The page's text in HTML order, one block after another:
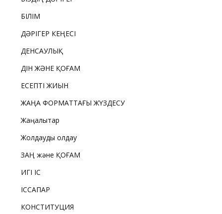
БІЛІМ
ДӘРІГЕР КЕҢЕСІ
ДЕНСАУЛЫҚ
ДІН ЖӘНЕ ҚОҒАМ
ЕСЕПТІ ЖИЫН
ЖАҢА ФОРМАТТАҒЫ ЖҮЗДЕСУ
Жаңалықтар
Жолдауды қолдау
ЗАҢ және ҚОҒАМ
ИГІ ІС
ІССАПАР
КОНСТИТУЦИЯ